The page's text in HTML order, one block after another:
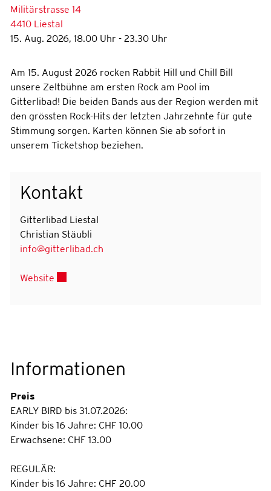
Militärstrasse 14
4410 Liestal
15. Aug. 2026, 18.00 Uhr - 23.30 Uhr
Am 15. August 2026 rocken Rabbit Hill und Chill Bill
unsere Zeltbühne am ersten Rock am Pool im
Gitterlibad! Die beiden Bands aus der Region werden mit
den grössten Rock-Hits der letzten Jahrzehnte für gute
Stimmung sorgen. Karten können Sie ab sofort in
unserem Ticketshop beziehen.
Kontakt
Gitterlibad Liestal
Christian Stäubli
info@gitterlibad.ch
Website
Informationen
Preis
EARLY BIRD bis 31.07.2026:
Kinder bis 16 Jahre: CHF 10.00
Erwachsene: CHF 13.00
REGULÄR:
Kinder bis 16 Jahre: CHF 20.00
Zugehörige Objekte